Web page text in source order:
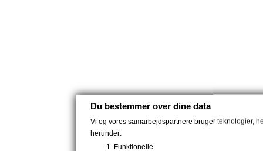
Du bestemmer over dine data
Vi og vores samarbejdspartnere bruger teknologier,
herunder:
Funktionelle